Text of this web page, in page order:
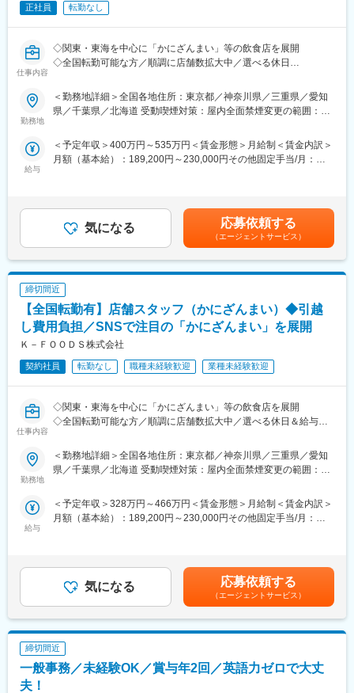
■モビリティ×プロジェクトマネジメントの魅力：
るシステムに変わりつつあり、自動車業界は「100年に一度の大
変革期」を迎えています。MSOLでは「変革の最前線で業界を変
・革新的な技術に触れられる
⇒ソフトウエア開発やAI技術などの知識を深められます。また、
も期待ができます。
・最先端技術と組織を繋ぐ中核になれる
複雑な構造を解き、効率的なプロジェクト運営をサポートできま
す。これらを通じて自動車業界だけでなく他業界でも通用する普
遍的なマネジメントスキルの獲得が期待できます。
・自動車業界の「ルールメーカー」になれる
⇒プロジェクト管理やプロセスの策定をけん引する事で、関わる
仕事が今後の自動車業界のマネジメントの基準になる可能性があ
ります。
変更の範囲：当社及び出向（転籍）先における各種業務全般
正社員 転勤なし
仕事内容
◇関東・東海を中心に「かにざんまい」等の飲食店を展開
◇全国転勤可能な方／順調に店舗数拡大中／選べる休日
「かにざんまい」の店長として意欲やスキルに応じて、少しづつ
店長業務を担当していただきます。ゆくゆくは店長として店舗運
にお店を盛り上げてください。
・店長業務：店舗業務全般、シフトの作成や売り上げの管理など
■働き方：
＜ライフスタイルに合わせて月のお休み回数を選択する事が可能
＞
プライベートを大切にしたい方は、1ヶ月に12日休みも可能で
す。基本的に3連勤以上となる事はない働き方です。
稼ぎたい方は、月6日休みも可能。1ヶ月目から月給37万円を稼げ
ます。さらに、店舗の業績によって毎月最大10万円のインセンテ
ィブもあります。早期に収入アップが叶います。
■「かにざんまい」について：
提供したいという思いから実現したSNSでも話題沸騰のお店で
す。現在愛知県に8店舗、三重県に1店舗、東京に3店舗、神奈川
■当社の特徴：
当社はSNSで話題の「かにざんまい」などにより、店舗出店の拡
急成長の秘訣は業態開発の力もありますが、メンバーが働きやす
い環境として、がっつり働きたい方向けやプライベートを充実さ
変更の範囲：会社の定める業務
勤務地
＜勤務地詳細＞全国各地住所：東京都／神奈川県／三重県／愛知
県／千葉県／北海道 受動喫煙対策：屋内全面禁煙変更の範囲：会
給与
＜予定年収＞400万円～535万円＜賃金形態＞月給制＜賃金内訳＞
月額（基本給）：189,200円～230,000円その他固定手当/月：
無＞有＜残業手当＞有＜給与補足＞※店長になると、毎月賞与制度
あり■昇給：毎月（社長と上長の月例会議で決定）■モデル年
収：・30歳／入社2年目：450万円（店長）・39歳／入社4年目：
600万円（部長）賃金はあくまでも目安の金額であり、選考を通
じて上下する可能性があります。月給(月額)は固定手当を含めた表
記です。
気になる 応募依頼する
（エージェントサービス）
締切間近
【全国転勤有】店舗スタッフ（かにざんまい）◆引越
し費用負担／SNSで注目の「かにざんまい」を展開
Ｋ－ＦＯＯＤＳ株式会社
契約社員 転勤なし 職種未経験歓迎 業種未経験歓迎
仕事内容
◇関東・東海を中心に「かにざんまい」等の飲食店を展開
◇全国転勤可能な方／順調に店舗数拡大中／選べる休日＆給与
かに料理専門店「かにざんまい」の店舗スタッフを募集します。
ホール・キッチン・店舗運営全般に携わっていただきます。意欲
をお任せするキャリアもご用意しております。
あなたのこれまでの経験を活かし、中心的存在となってスタッフ
と共にお店を盛り上げてください！
■働き方
＜ライフスタイルに合わせて月のお休み回数を選択する事が可能
＞
プライベートを大切にしたい方は、1ヶ月に12日休みも可能で
す。基本的に3連勤以上となる事はない働き方です。
勤務地
＜勤務地詳細＞全国各地住所：東京都／神奈川県／三重県／愛知
県／千葉県／北海道 受動喫煙対策：屋内全面禁煙変更の範囲：会
給与
＜予定年収＞328万円～466万円＜賃金形態＞月給制＜賃金内訳＞
月額（基本給）：189,200円～230,000円その他固定手当/月：
＞有＜残業手当＞有賃金はあくまでも目安の金額であり、選考を
通じて上下する可能性があります。月給(月額)は固定手当を含めた
表記です。
気になる 応募依頼する
（エージェントサービス）
締切間近
一般事務／未経験OK／賞与年2回／英語力ゼロで大丈
夫！